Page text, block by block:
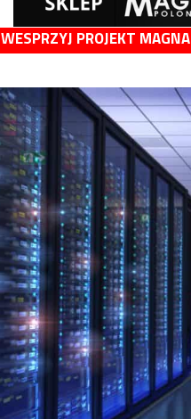
WESPRZYJ PROJEKT